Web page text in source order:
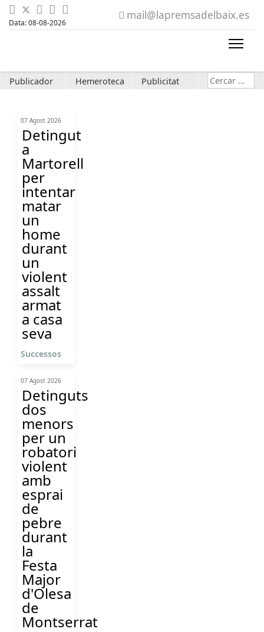
Data: 08-08-2026
mail@lapremsadelbaix.es
Publicador Hemeroteca Publicitat Cerca
07 Agost 2026
Detingut
a
Martorell
per
intentar
matar
un
home
durant
un
violent
assalt
armat
a casa
seva
Successos
07 Agost 2026
Detinguts
dos
menors
per un
robatori
violent
amb
esprai
de
pebre
durant
la
Festa
Major
d'Olesa
de
Montserrat